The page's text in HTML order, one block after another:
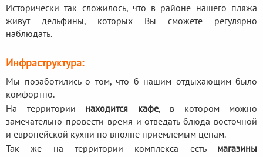
Исторически так сложилось, что в районе нашего пляжа
живут дельфины, которых Вы сможете регулярно
наблюдать.
Инфраструктура:
Мы позаботились о том, что б нашим отдыхающим было
комфортно.
На территории находится кафе, в котором можно
замечательно провести время и отведать блюда восточной
и европейской кухни по вполне приемлемым ценам.
Так же на территории комплекса есть магазины